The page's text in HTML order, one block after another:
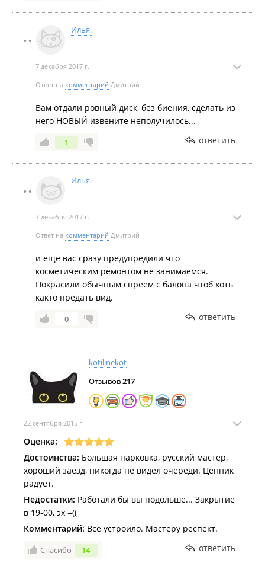
Илья.
7 декабря 2017 г.
Ответ на комментарий Дмитрий
Вам отдали ровный диск, без биения, сделать из
него НОВЫЙ извените неполучилось...
1 ответить
Илья.
7 декабря 2017 г.
Ответ на комментарий Дмитрий
и еще вас сразу предупредили что
косметическим ремонтом не занимаемся.
Покрасили обычным спреем с балона чтоб хоть
както предать вид.
0 ответить
kotilinekot
Отзывов217
22 сентября 2015 г.
Оценка:
Достоинства: Большая парковка, русский мастер,
хороший заезд, никогда не видел очереди. Ценник
радует.
Недостатки: Работали бы вы подольше... Закрытие
в 19-00, эх =((
Комментарий: Все устроило. Мастеру респект.
Спасибо 14 ответить